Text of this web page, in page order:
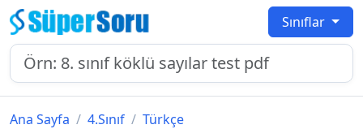
Sınıflar
Ana Sayfa 4.Sınıf
Türkçe